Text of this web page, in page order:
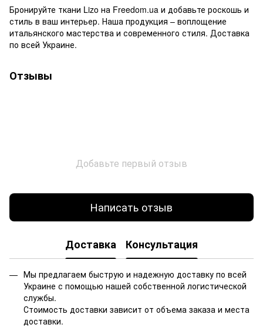
Бронируйте ткани Lizo на Freedom.ua и добавьте роскошь и
стиль в ваш интерьер. Наша продукция – воплощение
итальянского мастерства и современного стиля. Доставка
по всей Украине.
Отзывы
Добавьте первый отзыв
Написать отзыв
Доставка Консультация
Мы предлагаем быструю и надежную доставку по всей
Украине с помощью нашей собственной логистической
службы.
Стоимость доставки зависит от объема заказа и места
доставки.